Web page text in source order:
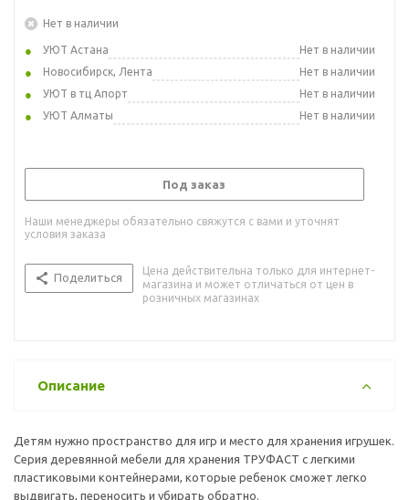
Нет в наличии
УЮТ Астана
Нет в наличии
Новосибирск, Лента
Нет в наличии
УЮТ в тц Апорт
Нет в наличии
УЮТ Алматы
Нет в наличии
Под заказ
Наши менеджеры обязательно свяжутся с вами и уточнят
условия заказа
Поделиться
Цена действительна только для интернет-
магазина и может отличаться от цен в
розничных магазинах
Описание
Детям нужно пространство для игр и место для хранения игрушек.
Серия деревянной мебели для хранения ТРУФАСТ с легкими
пластиковыми контейнерами, которые ребенок сможет легко
выдвигать, переносить и убирать обратно.